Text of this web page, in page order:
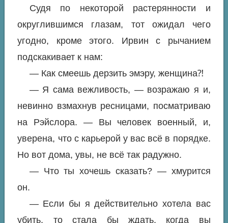
Судя по некоторой растерянности и
округлившимся глазам, тот ожидал чего
угодно, кроме этого. Ирвин с рычанием
подскакивает к нам:
— Как смеешь дерзить эмэру, женщина⁈
— Я сама вежливость, — возражаю я и,
невинно взмахнув ресницами, посматриваю
на Рэйслора. — Вы человек военный, и,
уверена, что с карьерой у вас всё в порядке.
Но вот дома, увы, не всё так радужно.
— Что ты хочешь сказать? — хмурится
он.
— Если бы я действительно хотела вас
убить, то стала бы ждать, когда вы